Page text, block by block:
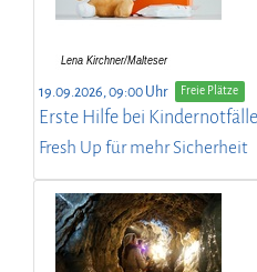
19.09.2026, 09:00 Uhr Freie Plätze
Erste Hilfe bei
Fresh Up für mehr Sicherheit